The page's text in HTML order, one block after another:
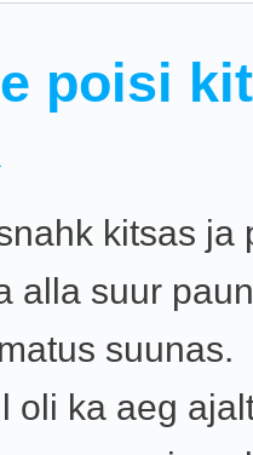
poisi
kitsas ja
alla suur
suunas.
oli ka aeg